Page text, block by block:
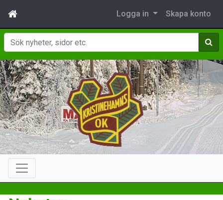
Logga in Skapa konto
Sök